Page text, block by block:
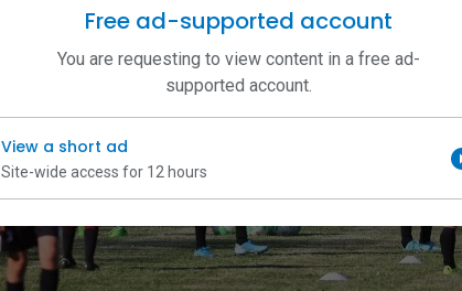
Free ad-supported account
You are requesting to view content in a free ad-
supported account.
View a short ad
Site-wide access for 12 hours